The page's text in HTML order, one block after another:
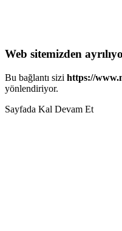
Web sitemizden
Bu bağlantı sizi https://
yönlendiriyor.
Sayfada Kal Devam Et